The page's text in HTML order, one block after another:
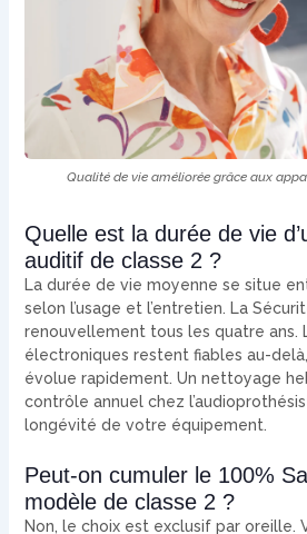
Qualité de vie améliorée grâce aux
Quelle est la durée de vie
auditif de classe 2 ?
La durée de vie moyenne se situe
selon l’usage et l’entretien. La
renouvellement tous les quatre ans.
électroniques restent fiables au-
évolue rapidement. Un nettoyage
contrôle annuel chez
longévité de votre équipement.
Peut-on cumuler le 100%
modèle de classe 2 ?
Non, le choix est exclusif par oreille.